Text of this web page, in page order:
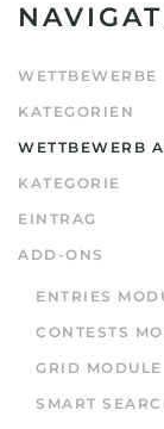
WETTBEWERBE
KATEGORIEN
WETTBEWERB
KATEGORIE
EINTRAG
ADD-ONS
ENTRIES
CONTESTS
GRID MODULE
SMART